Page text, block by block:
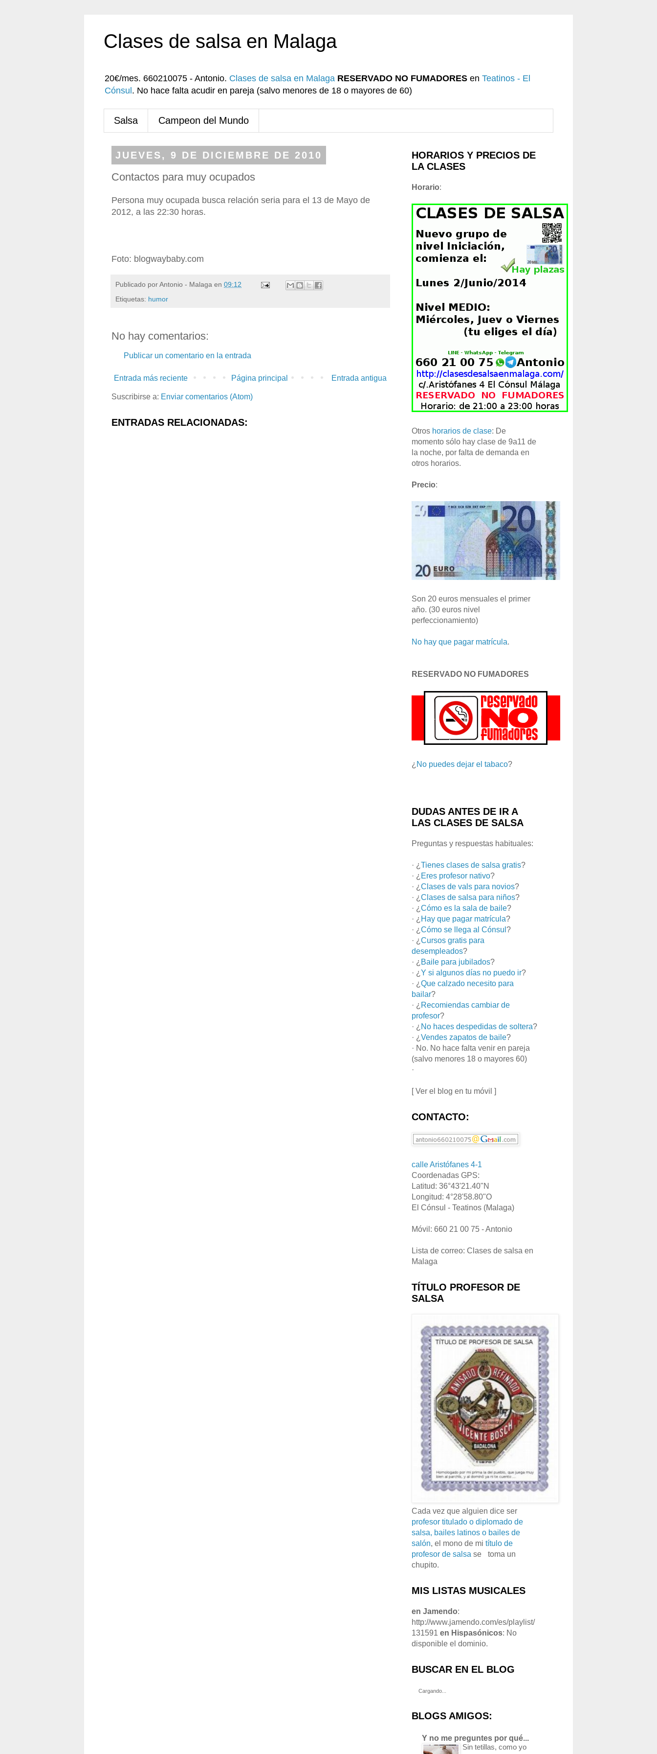
Clases de salsa en Malaga
20€/mes. 660210075 - Antonio. Clases de salsa en Malaga RESERVADO NO FUMADORES en Teatinos - El
Cónsul . No hace falta acudir en pareja (salvo menores de 18 o mayores de 60)
Salsa Campeon del Mundo
JUEVES, 9 DE DICIEMBRE DE 2010
Contactos para muy ocupados
Persona muy ocupada busca relación seria para el 13 de Mayo de
2012, a las 22:30 horas.
Foto: blogwaybaby.com
Publicado porAntonio - Malaga en 09:12
Etiquetas: humor
No hay comentarios:
Publicar un comentario en la entrada
Entrada más reciente Entrada antigua
Página principal
Suscribirse a: Enviar comentarios (Atom)
ENTRADAS RELACIONADAS:
HORARIOS Y PRECIOS DE
LA CLASES
Horario:
Otros horarios de clase: De
momento sólo hay clase de 9a11 de
la noche, por falta de demanda en
otros horarios.
Precio:
Son 20 euros mensuales el primer
año. (30 euros nivel
perfeccionamiento)
No hay que pagar matrícula.
RESERVADO NO FUMADORES
¿ No puedes dejar el tabaco?
DUDAS ANTES DE IR A
LAS CLASES DE SALSA
Preguntas y respuestas habituales:
· ¿ Tienes clases de salsa gratis?
· ¿ Eres profesor nativo?
· ¿ Clases de vals para novios?
· ¿ Clases de salsa para niños?
· ¿ Cómo es la sala de baile?
· ¿ Hay que pagar matrícula?
· ¿ Cómo se llega al Cónsul ?
· ¿ Cursos gratis para
desempleados?
· ¿ Baile para jubilados?
· ¿ Y si algunos días no puedo ir?
· ¿ Que calzado necesito para
bailar?
· ¿ Recomiendas cambiar de
profesor?
· ¿ No haces despedidas de soltera?
· ¿ Vendes zapatos de baile?
· No. No hace falta venir en pareja
(salvo menores 18 o mayores 60)
·
[ Ver el blog en tu móvil ]
CONTACTO:
calle Aristófanes 4-1
Coordenadas GPS:
Latitud: 36°43'21.40"N
Longitud: 4°28'58.80"O
El Cónsul - Teatinos (Malaga)
Móvil: 660 21 00 75 - Antonio
Lista de correo: Clases de salsa en
Malaga
TÍTULO PROFESOR DE
SALSA
Cada vez que alguien dice ser
profesor titulado o diplomado de
salsa, bailes latinos o bailes de
salón, el mono de mi título de
profesor de salsa se
toma un
chupito.
MIS LISTAS MUSICALES
en Jamendo:
http://www.jamendo.com/es/playlist/
131591 en Hispasónicos: No
disponible el dominio.
BUSCAR EN EL BLOG
Cargando...
BLOGS AMIGOS:
Y no me preguntes por qué...
Sin tetillas, como yo